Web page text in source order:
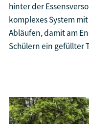
hinter der
komplexes System
Abläufen, damit am
Schülern ein gefüllter